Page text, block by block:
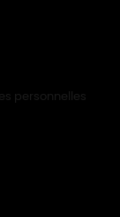
personnelles